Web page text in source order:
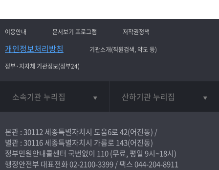
이용안내 문서보기 프로그램 저작권정책
개인정보처리방침
기관소개(직원검색, 약도 등)
정부·지자체 기관정보(정부24)
소속기관 누리집 산하기관 누리집
본관 : 30112 세종특별자치시 도움6로 42(어진동) /
별관 : 30116 세종특별자치시 가름로 143(어진동)
정부민원안내콜센터 국번없이 110(무료, 평일 9시~18시)
행정안전부 대표전화02-2100-3399/ 팩스 044-204-8911